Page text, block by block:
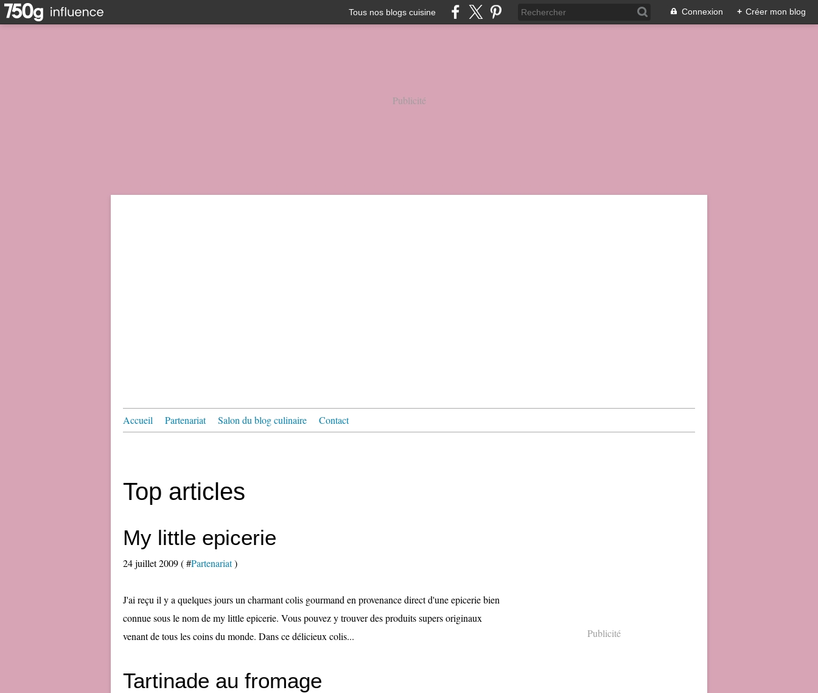
Tous nos blogs cuisine Connexion + Créer mon blog
Publicité
Accueil Partenariat Salon du blog culinaire Contact
Top articles
My little epicerie
24 juillet 2009 ( #Partenariat)
J'ai reçu il y a quelques jours un charmant colis gourmand en provenance direct d'une epicerie bien
connue sous le nom de my little epicerie. Vous pouvez y trouver des produits supers originaux
venant de tous les coins du monde. Dans ce délicieux colis...
Tartinade au fromage
Publicité